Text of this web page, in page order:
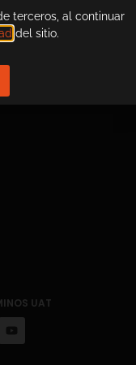
UAT
terceros, al continuar
del sitio.